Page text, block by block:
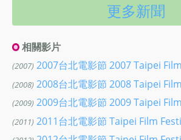
更多新聞
相關影片
(2007) 2007台北電影節 2007 Taipei
(2008) 2008台北電影節 2008 Taipei
(2009) 2009台北電影節 2009 Taipei
(2011) 2011台北電影節 Taipei Film